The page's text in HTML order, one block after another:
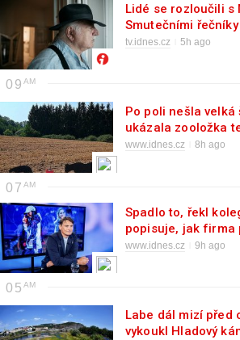
Lidé se rozloučili s
Smutečními
Klaus
tv.idnes.cz 5h ago
09
Po poli nešla velká
ukázala zooložka
maketami
www.idnes.cz 8h ago
07
Spadlo to, řekl
popisuje, jak firma
miliardy
www.idnes.cz 9h ago
05
Labe dál mizí před
vykoukl Hladový